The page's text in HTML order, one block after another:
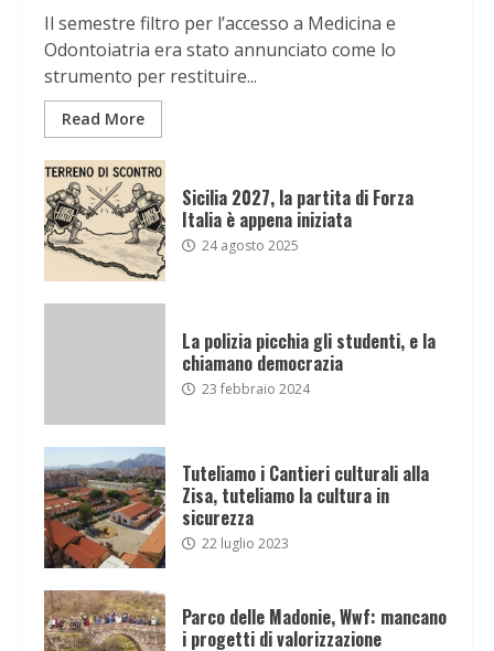
Il semestre filtro per l’accesso a Medicina e
Odontoiatria era stato annunciato come lo
strumento per restituire...
Read More
Sicilia 2027, la partita di Forza
Italia è appena iniziata
24 agosto 2025
La polizia picchia gli studenti, e la
chiamano democrazia
23 febbraio 2024
Tuteliamo i Cantieri culturali alla
Zisa, tuteliamo la cultura in
sicurezza
22 luglio 2023
Parco delle Madonie, Wwf: mancano
i progetti di valorizzazione